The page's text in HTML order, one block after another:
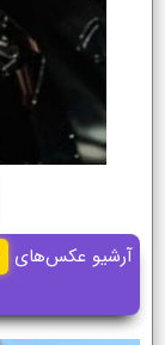
آرشیو عکس‌های